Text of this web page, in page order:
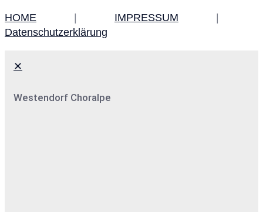
HOME IMPRESSUM
Datenschutzerklärung
✕
Westendorf Choralpe